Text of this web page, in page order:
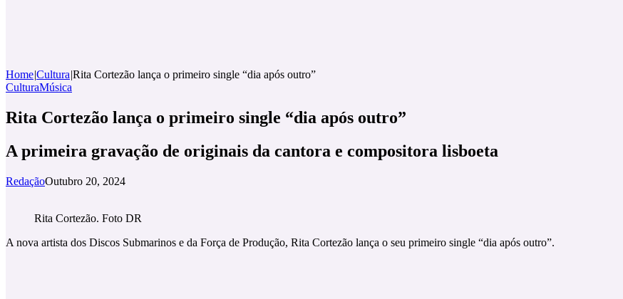
Home|Cultura|Rita Cortezão lança o primeiro single “dia após outro”
CulturaMúsica
Rita Cortezão lança o primeiro single “dia após outro”
A primeira gravação de originais da cantora e compositora lisboeta
RedaçãoOutubro 20, 2024
Rita Cortezão. Foto DR
A nova artista dos Discos Submarinos e da Força de Produção, Rita Cortezão lança o seu primeiro single “dia após outro”.